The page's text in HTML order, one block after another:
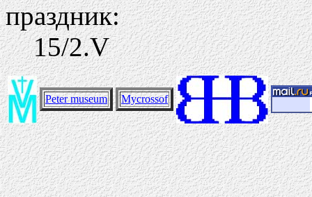
праздник:
15/2.V
Peter museum Mycrossof